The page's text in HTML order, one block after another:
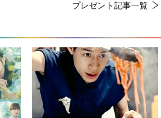
プレゼント記事一覧